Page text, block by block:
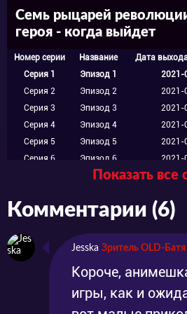
и парню придется
роли. Он будет
для него мире, защищать
таких же, каким когда-то
Справится ли Немо со
какие последствия ждут
поворота судьбы?
Продолжение аниме “Семь
революции: Преемник
нашем сайте абсолютно
подписки. У нас хорошее
и потрясающая озвучка
Семь рыцарей
героя - когда выйдет
Номер серии Название Дата
Серия 1
Эпизод 1 2021-
Серия 2
Эпизод 2 2021-
Серия 3
Эпизод 3 2021-
Серия 4
Эпизод 4 2021-
Серия 5
Эпизод 5 2021-
Серия 6
Эпизод 6 2021-
Эпизод 7 2021-
Серия 9
Эпизод 9 2021-
Серия 11
Эпизод 11 2021-
Серия 12
Показать все
Комментарии (6)
Jesska Зритель OLD-Батя
Короче,
игры, как и